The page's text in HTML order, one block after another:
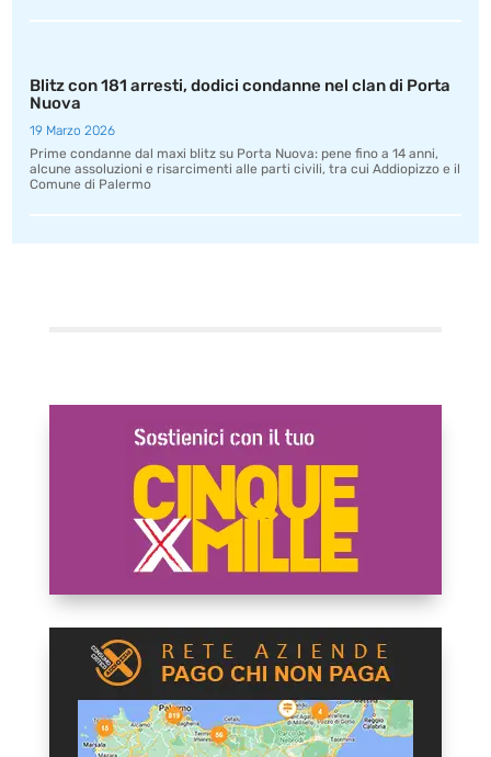
Blitz con 181 arresti, dodici condanne nel clan di Porta
Nuova
19 Marzo 2026
Prime condanne dal maxi blitz su Porta Nuova: pene fino a 14 anni,
alcune assoluzioni e risarcimenti alle parti civili, tra cui Addiopizzo e il
Comune di Palermo